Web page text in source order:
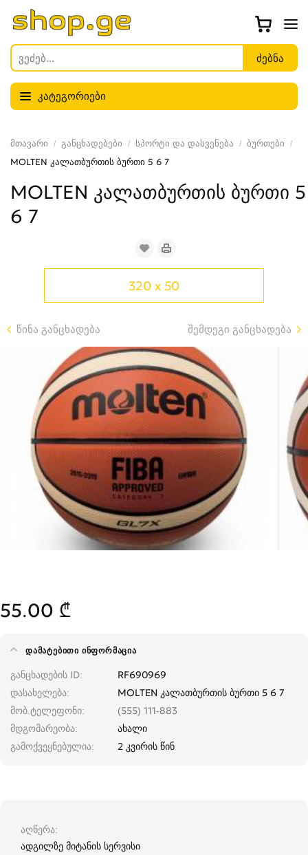
კატეგორიები
მთავარი განცხადებები სპორტი და დასვენება
ბურთები
MOLTEN კალათბურთის ბურთი 5 6 7
MOLTEN კალათბურთის ბურთი 5
6 7
320 x 50
წინა განცხადება შემდეგი განცხადება
55.00 ₾
ᲓᲐᲛᲐᲢᲔᲑᲘᲗᲘ ᲘᲜᲤᲝᲠᲛᲐᲪᲘᲐ
განცხადების ID
RF690969
დასახელება
MOLTEN კალათბურთის ბურთი 5 6 7
მობ.ტელეფონი
(555) 111-883
მდგომარეობა
ახალი
გამოქვეყნებულია
2 კვირის წინ
აღწერა
ადგილზე მიტანის სერვისი